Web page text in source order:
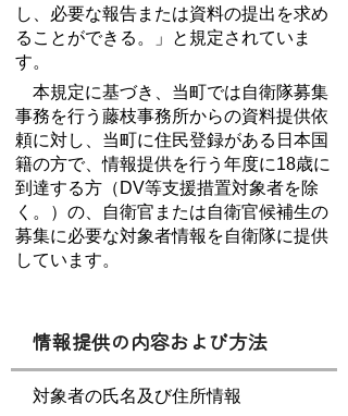
し、必要な報告または資料の提出を求め
ることができる。」と規定されていま
す。
本規定に基づき、当町では自衛隊募集
事務を行う藤枝事務所からの資料提供依
頼に対し、当町に住民登録がある日本国
籍の方で、情報提供を行う年度に18歳に
到達する方（DV等支援措置対象者を除
く。）の、自衛官または自衛官候補生の
募集に必要な対象者情報を自衛隊に提供
しています。
情報提供の内容および方法
対象者の氏名及び住所情報